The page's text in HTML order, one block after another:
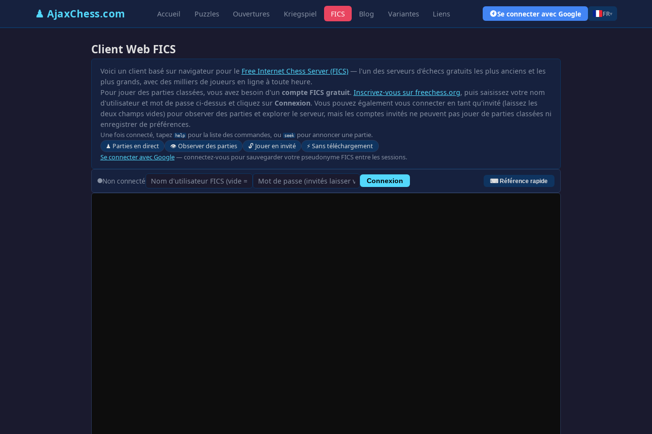
♟ AjaxChess.com Accueil Puzzles Ouvertures Kriegspiel FICS Blog Variantes Liens Se connecter avec Google FR▾
Client Web FICS
Voici un client basé sur navigateur pour le Free Internet Chess Server (FICS)— l'un des serveurs d'échecs gratuits les plus anciens et les
plus grands, avec des milliers de joueurs en ligne à toute heure.
Pour jouer des parties classées, vous avez besoin d'un compte FICS gratuit. Inscrivez-vous sur freechess.org, puis saisissez votre nom
d'utilisateur et mot de passe ci-dessus et cliquez sur Connexion. Vous pouvez également vous connecter en tant qu'invité (laissez les
deux champs vides) pour observer des parties et explorer le serveur, mais les comptes invités ne peuvent pas jouer de parties classées ni
enregistrer de préférences.
Une fois connecté, tapez help pour la liste des commandes, ou seek pour annoncer une partie.
♟ Parties en direct 👁 Observer des parties 🔓 Jouer en invité ⚡ Sans téléchargement
Se connecter avec Google— connectez-vous pour sauvegarder votre pseudonyme FICS entre les sessions.
Non connecté Connexion ⌨ Référence rapide